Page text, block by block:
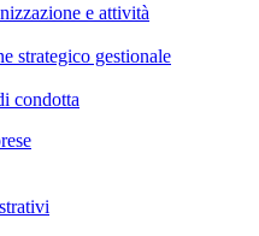
e attività
strategico gestionale
condotta